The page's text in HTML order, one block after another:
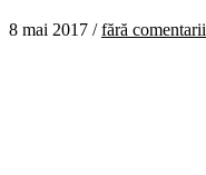
8 mai 2017 /fără comentarii